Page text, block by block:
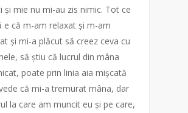
și mie nu mi-au zis nimic. Tot ce
e că m-am relaxat și m-am
și mi-a plăcut să creez ceva cu
să știu că lucrul din mâna
poate prin linia aia mișcată
că mi-a tremurat mâna, dar
la care am muncit eu și pe care,